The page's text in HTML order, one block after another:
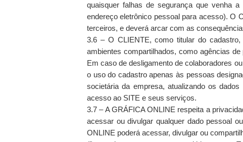
quaisquer falhas de segurança que venha
endereço eletrônico pessoal para acesso). O
terceiros, e deverá arcar com as
3.6 – O CLIENTE, como titular do
ambientes compartilhados, como agências
Em caso de desligamento de colaboradores
o uso do cadastro apenas às pessoas
societária da empresa, atualizando os
acesso ao SITE e seus serviços.
3.7 – A GRÁFICA ONLINE respeita a
acessar ou divulgar qualquer dado pessoal
ONLINE poderá acessar, divulgar ou